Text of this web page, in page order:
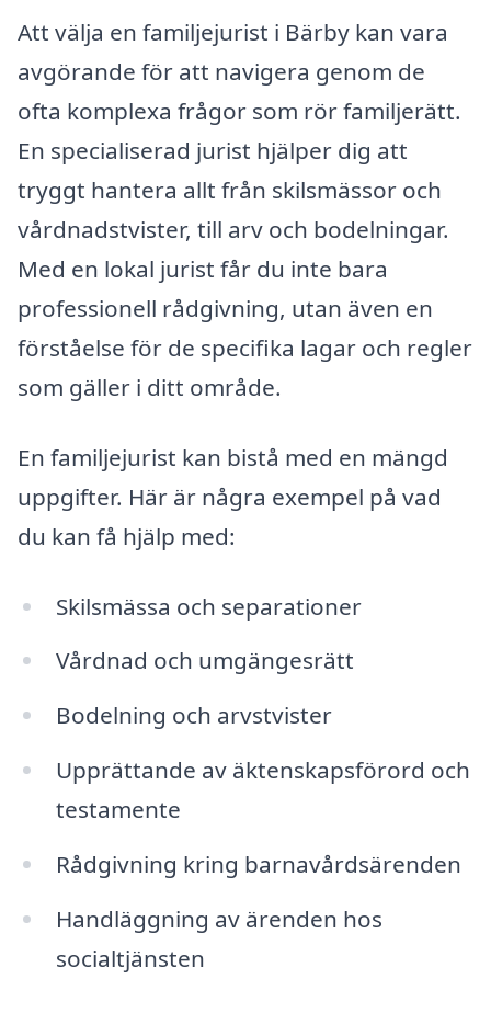
Att välja en familjejurist i Bärby kan vara
avgörande för att navigera genom de
ofta komplexa frågor som rör familjerätt.
En specialiserad jurist hjälper dig att
tryggt hantera allt från skilsmässor och
vårdnadstvister, till arv och bodelningar.
Med en lokal jurist får du inte bara
professionell rådgivning, utan även en
förståelse för de specifika lagar och regler
som gäller i ditt område.
En familjejurist kan bistå med en mängd
uppgifter. Här är några exempel på vad
du kan få hjälp med:
Skilsmässa och separationer
Vårdnad och umgängesrätt
Bodelning och arvstvister
Upprättande av äktenskapsförord och
testamente
Rådgivning kring barnavårdsärenden
Handläggning av ärenden hos
socialtjänsten